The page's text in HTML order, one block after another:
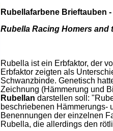
Rubellafarbene Brieftauben
Rubella Racing Homers and
Rubella ist ein Erbfaktor, der
Erbfaktor zeigten als
Schwanzbinde. Genetisch
Zeichnung (Hämmerung und
Rubellan darstellen soll:
beschriebenen Hämmerungs-
Benennungen der einzelnen
Rubella, die allerdings den